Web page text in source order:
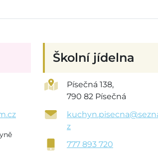
Školní jídelna
Písečná 138,
790 82 Písečná
z
777 893 720